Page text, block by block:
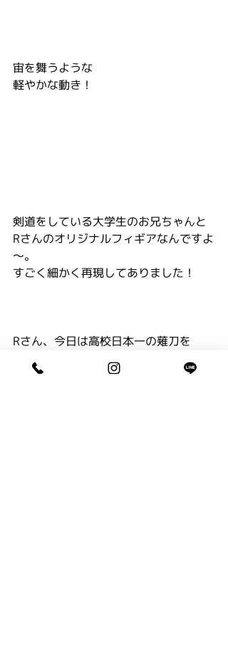
宙を舞うような
軽やかな動き！
剣道をしている大学生のお兄ちゃんと
Rさんのオリジナルフィギアなんですよ
～。
すごく細かく再現してありました！
Rさん、今日は高校日本一の薙刀を
見せていただきありがとうございまし
た。